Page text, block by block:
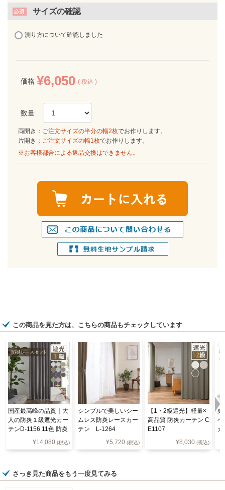
サイズの確認
測り方について確認しました
価格 ¥6,050 税込
両開き： ご注文サイズの半分の幅2枚でお作りします。
片開き： ご注文サイズの幅1枚でお作りします。
※お客様都合による返品交換はできません。
この商品を見た方は、こちらの商品もチェックしています
国産最高峰の品質｜大
人の防炎１級遮光カー
テンD-1156 11色 防炎
レースカーテンセット
¥14,080 (税込)
シンプルで美しいシー
ムレス防炎レースカー
テン L-1264
¥5,720 (税込)
【1・2級遮光】軽量×
高品質 防炎カーテン C
E1107
¥8,030 (税込)
柔
ベ
さっき見た商品をもう一度見てみる